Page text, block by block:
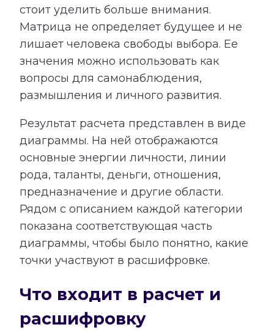
стоит уделить больше внимания.
Матрица не определяет будущее и не
лишает человека свободы выбора. Ее
значения можно использовать как
вопросы для самонаблюдения,
размышления и личного развития.
Результат расчета представлен в виде
диаграммы. На ней отображаются
основные энергии личности, линии
рода, таланты, деньги, отношения,
предназначение и другие области.
Рядом с описанием каждой категории
показана соответствующая часть
диаграммы, чтобы было понятно, какие
точки участвуют в расшифровке.
Что входит в расчет и
расшифровку